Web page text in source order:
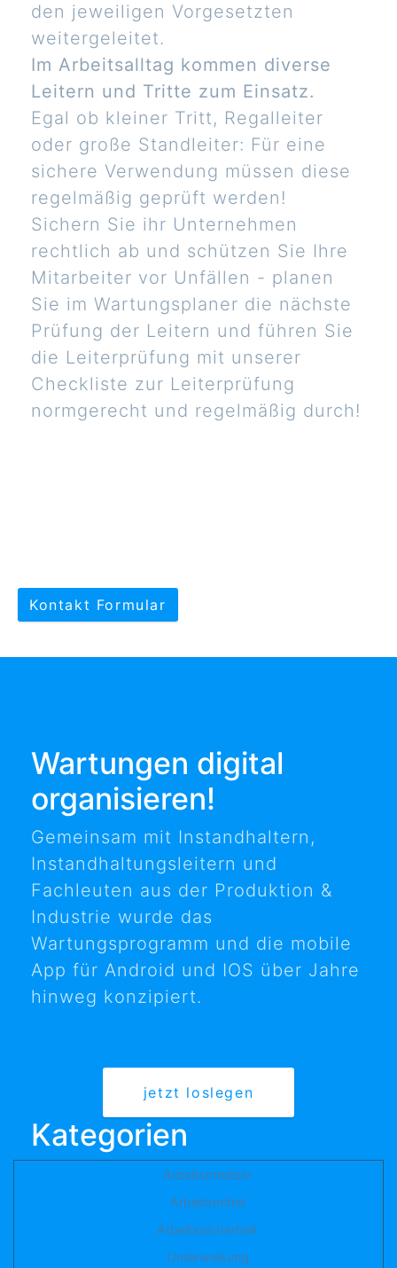
den jeweiligen Vorgesetzten
weitergeleitet.
Im Arbeitsalltag kommen diverse
Leitern und Tritte zum Einsatz.
Egal ob kleiner Tritt, Regalleiter
oder große Standleiter: Für eine
sichere Verwendung müssen diese
regelmäßig geprüft werden!
Sichern Sie ihr Unternehmen
rechtlich ab und schützen Sie Ihre
Mitarbeiter vor Unfällen - planen
Sie im Wartungsplaner die nächste
Prüfung der Leitern und führen Sie
die Leiterprüfung mit unserer
Checkliste zur Leiterprüfung
normgerecht und regelmäßig durch!
Kontakt Formular
Wartungen digital
organisieren!
Gemeinsam mit Instandhaltern,
Instandhaltungsleitern und
Fachleuten aus der Produktion &
Industrie wurde das
Wartungsprogramm und die mobile
App für Android und IOS über Jahre
hinweg konzipiert.
jetzt loslegen
Kategorien
Arbeitsmedizin
Arbeitsmittel
Arbeitssicherheit
Unterweisung